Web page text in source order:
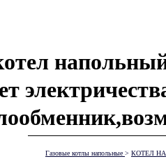
Газовые котлы напольные > КОТЕЛ